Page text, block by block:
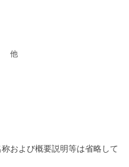
他
および概要説明等は省略して